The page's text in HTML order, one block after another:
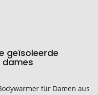
geïsoleerde